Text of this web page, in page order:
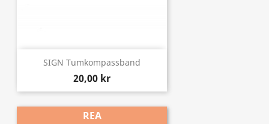
SIGN Tumkompassband
20,00 kr
REA